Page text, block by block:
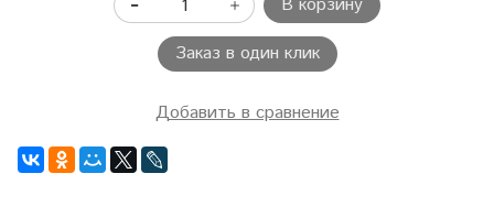
В корзину
Заказ в один клик
Добавить в сравнение